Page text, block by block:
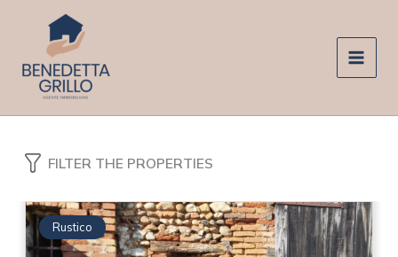
contenuto
FILTER THE PROPERTIES
Rustico